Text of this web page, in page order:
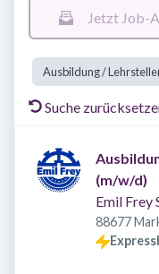
Jetzt Job-
Ausbildung /
Suche
(m/w/d)
Emil Frey
88677